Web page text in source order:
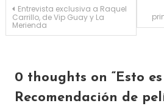
Navegación de
Entrevista exclusiva a Raquel
Carrillo, de Vip Guay y La
Merienda
0 thoughts on “Esto
Recomendación de